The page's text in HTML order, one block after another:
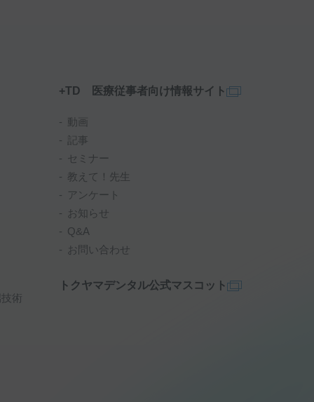
術
+TD 医療従事者向け情報サイト
動画
記事
セミナー
教えて！先生
アンケート
お知らせ
Q&A
お問い合わせ
トクヤマデンタル公式マスコット